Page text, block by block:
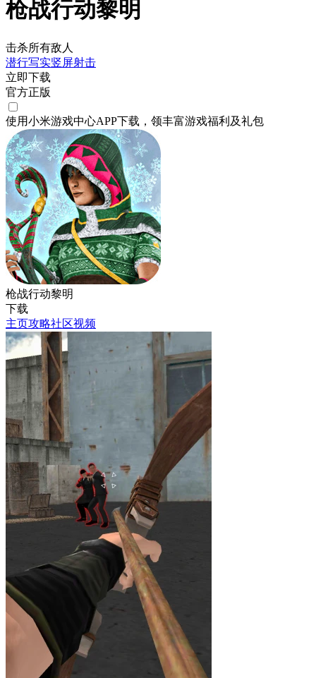
枪战行动黎明
击杀所有敌人
潜行写实竖屏射击
立即下载
官方正版
使用小米游戏中心APP下载 ，领丰富游戏福利 及礼包
枪战行动黎明
下载
主页攻略社区视频